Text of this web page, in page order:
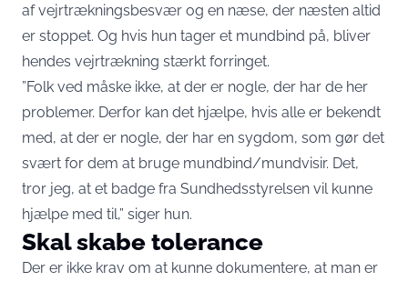
af vejrtrækningsbesvær og en næse, der næsten altid
er stoppet. Og hvis hun tager et mundbind på, bliver
hendes vejrtrækning stærkt forringet.
”Folk ved måske ikke, at der er nogle, der har de her
problemer. Derfor kan det hjælpe, hvis alle er bekendt
med, at der er nogle, der har en sygdom, som gør det
svært for dem at bruge mundbind/mundvisir. Det,
tror jeg, at et badge fra Sundhedsstyrelsen vil kunne
hjælpe med til,” siger hun.
Skal skabe tolerance
Der er ikke krav om at kunne dokumentere, at man er